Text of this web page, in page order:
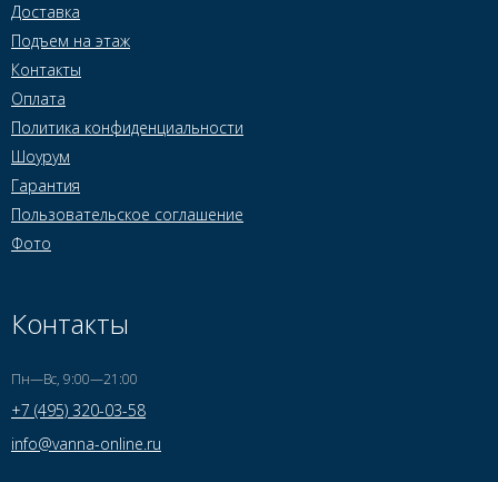
Доставка
Подъем на этаж
Контакты
Оплата
Политика конфиденциальности
Шоурум
Гарантия
Пользовательское соглашение
Фото
Контакты
Пн—Вс, 9:00—21:00
+7 (495) 320-03-58
info@vanna-online.ru